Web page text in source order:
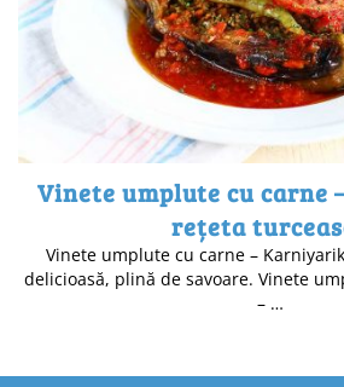
Vinete umplute cu carne
rețeta
Vinete umplute cu carne –
delicioasă, plină de savoare. Vinete
– …